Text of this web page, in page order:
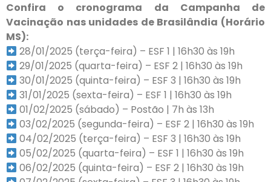
Confira o cronograma da Campanha de
Vacinação nas unidades de Brasilândia (Horário
MS):
28/01/2025 (terça-feira) – ESF 1 | 16h30 às 19h
29/01/2025 (quarta-feira) – ESF 2 | 16h30 às 19h
30/01/2025 (quinta-feira) – ESF 3 | 16h30 às 19h
31/01/2025 (sexta-feira) – ESF 1 | 16h30 às 19h
01/02/2025 (sábado) – Postão | 7h às 13h
03/02/2025 (segunda-feira) – ESF 2 | 16h30 às 19h
04/02/2025 (terça-feira) – ESF 3 | 16h30 às 19h
05/02/2025 (quarta-feira) – ESF 1 | 16h30 às 19h
06/02/2025 (quinta-feira) – ESF 2 | 16h30 às 19h